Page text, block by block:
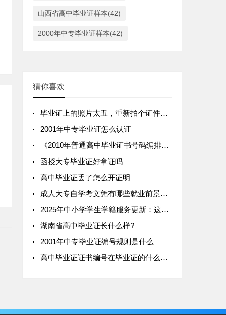
山西省高中毕业证样本(42)
2000年中专毕业证样本(42)
猜你喜欢
毕业证上的照片太丑，重新拍个证件照贴上去可以吗
2001年中专毕业证怎么认证
《2010年普通高中毕业证书号码编排说明》
函授大专毕业证好拿证吗
高中毕业证丢了怎么开证明
成人大专自学考文凭有哪些就业前景好的专业？
2025年中小学学生学籍服务更新：这些“漏洞”堵死了，拼家长的时候到了！
湖南省高中毕业证长什么样?
2001年中专毕业证编号规则是什么
高中毕业证证书编号在毕业证的什么位置